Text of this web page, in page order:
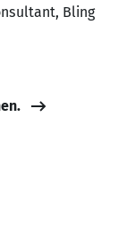
Bling